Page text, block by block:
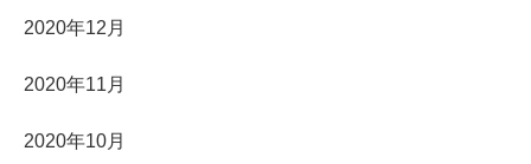
2020年12月
2020年11月
2020年10月